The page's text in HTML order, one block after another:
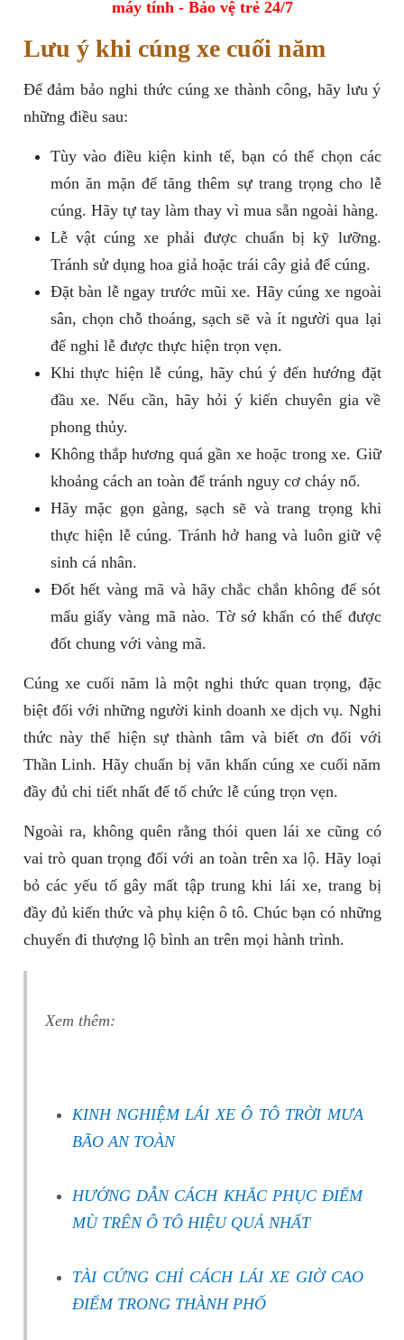
máy tính - Bảo vệ trẻ 24/7
Lưu ý khi cúng xe cuối năm
Để đảm bảo nghi thức cúng xe thành công, hãy lưu ý
những điều sau:
Tùy vào điều kiện kinh tế, bạn có thể chọn các
món ăn mặn để tăng thêm sự trang trọng cho lễ
cúng. Hãy tự tay làm thay vì mua sẵn ngoài hàng.
Lễ vật cúng xe phải được chuẩn bị kỹ lưỡng.
Tránh sử dụng hoa giả hoặc trái cây giả để cúng.
Đặt bàn lễ ngay trước mũi xe. Hãy cúng xe ngoài
sân, chọn chỗ thoáng, sạch sẽ và ít người qua lại
để nghi lễ được thực hiện trọn vẹn.
Khi thực hiện lễ cúng, hãy chú ý đến hướng đặt
đầu xe. Nếu cần, hãy hỏi ý kiến chuyên gia về
phong thủy.
Không thắp hương quá gần xe hoặc trong xe. Giữ
khoảng cách an toàn để tránh nguy cơ cháy nổ.
Hãy mặc gọn gàng, sạch sẽ và trang trọng khi
thực hiện lễ cúng. Tránh hở hang và luôn giữ vệ
sinh cá nhân.
Đốt hết vàng mã và hãy chắc chắn không để sót
mẩu giấy vàng mã nào. Tờ sớ khấn có thể được
đốt chung với vàng mã.
Cúng xe cuối năm là một nghi thức quan trọng, đặc
biệt đối với những người kinh doanh xe dịch vụ. Nghi
thức này thể hiện sự thành tâm và biết ơn đối với
Thần Linh. Hãy chuẩn bị văn khấn cúng xe cuối năm
đầy đủ chi tiết nhất để tổ chức lễ cúng trọn vẹn.
Ngoài ra, không quên rằng thói quen lái xe cũng có
vai trò quan trọng đối với an toàn trên xa lộ. Hãy loại
bỏ các yếu tố gây mất tập trung khi lái xe, trang bị
đầy đủ kiến thức và phụ kiện ô tô. Chúc bạn có những
chuyến đi thượng lộ bình an trên mọi hành trình.
Xem thêm:
KINH NGHIỆM LÁI XE Ô TÔ TRỜI MƯA
BÃO AN TOÀN
HƯỚNG DẪN CÁCH KHẮC PHỤC ĐIỂM
MÙ TRÊN Ô TÔ HIỆU QUẢ NHẤT
TÀI CỨNG CHỈ CÁCH LÁI XE GIỜ CAO
ĐIỂM TRONG THÀNH PHỐ